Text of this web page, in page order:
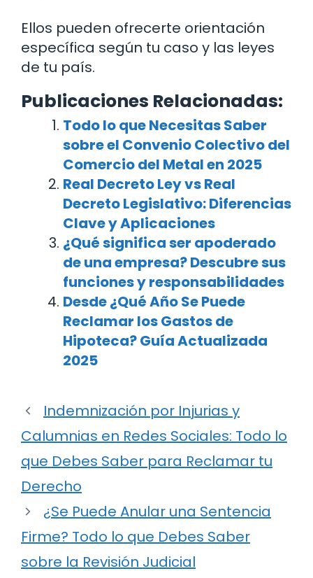
Ellos pueden ofrecerte orientación
específica según tu caso y las leyes
de tu país.
Publicaciones Relacionadas:
Todo lo que Necesitas Saber
sobre el Convenio Colectivo del
Comercio del Metal en 2025
Real Decreto Ley vs Real
Decreto Legislativo: Diferencias
Clave y Aplicaciones
¿Qué significa ser apoderado
de una empresa? Descubre sus
funciones y responsabilidades
Desde ¿Qué Año Se Puede
Reclamar los Gastos de
Hipoteca? Guía Actualizada
2025
Indemnización por Injurias y
Calumnias en Redes Sociales: Todo lo
que Debes Saber para Reclamar tu
Derecho
¿Se Puede Anular una Sentencia
Firme? Todo lo que Debes Saber
sobre la Revisión Judicial